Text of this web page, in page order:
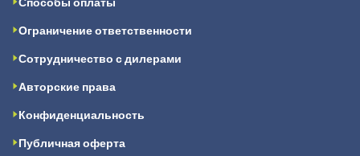
Ограничение ответственности
Сотрудничество с дилерами
Авторские права
Конфиденциальность
Публичная оферта